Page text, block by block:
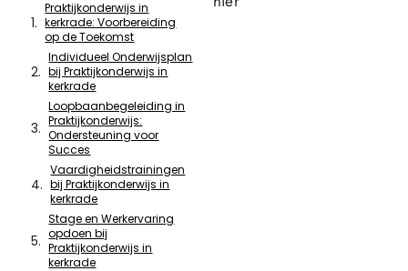
Praktijkonderwijs in
kerkrade: Voorbereiding
op de Toekomst
Individueel Onderwijsplan
bij Praktijkonderwijs in
kerkrade
Loopbaanbegeleiding in
Praktijkonderwijs:
Ondersteuning voor
Succes
Vaardigheidstrainingen
bij Praktijkonderwijs in
kerkrade
Stage en Werkervaring
opdoen bij
Praktijkonderwijs in
kerkrade